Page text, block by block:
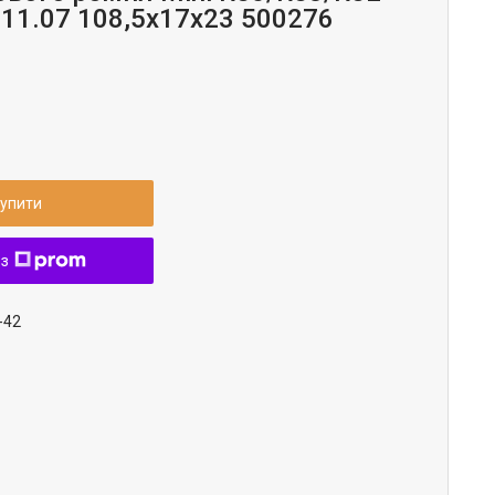
108,5x17x23 500276